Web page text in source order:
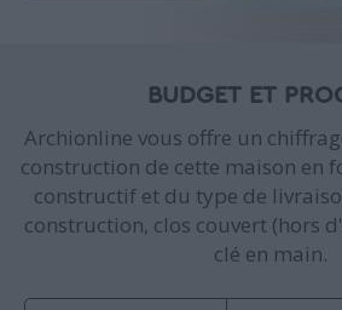
BUDGET ET
Archionline vous offre un
construction de cette maison en
constructif et du type de
construction, clos couvert (hors
clé en main.